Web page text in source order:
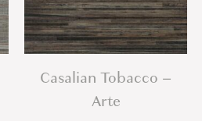
Casalian Tobacco –
Arte